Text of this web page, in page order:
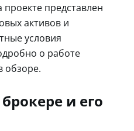
проекте представлен
активов и
условия
о работе
обзоре.
и его